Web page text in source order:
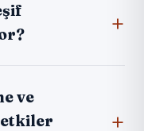
ve
etkiler